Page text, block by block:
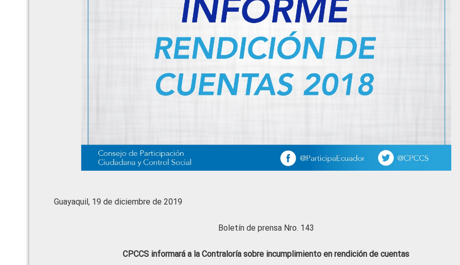
Guayaquil, 19 de diciembre de 2019
Boletín de prensa Nro. 143
CPCCS informará a la Contraloría sobre incumplimiento en rendición de cuentas